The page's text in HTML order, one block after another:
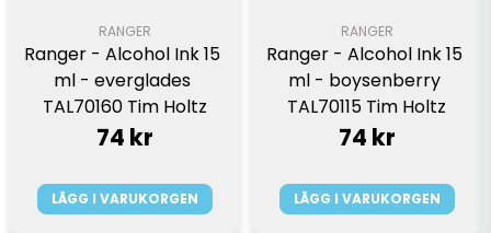
RANGER
Ranger - Alcohol Ink 15
ml - everglades
TAL70160 Tim Holtz
74 kr
LÄGG I VARUKORGEN
RANGER
Ranger - Alcohol Ink 15
ml - boysenberry
TAL70115 Tim Holtz
74 kr
LÄGG I VARUKORGEN